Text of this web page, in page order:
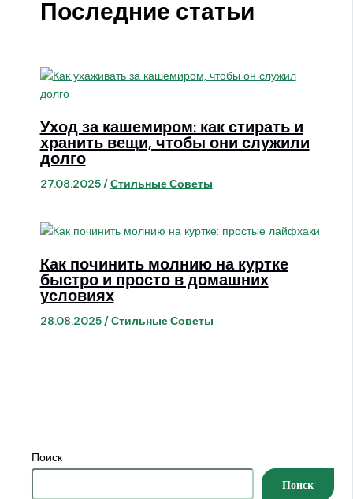
Поиск
Поиск
Последние статьи
Уход за кашемиром: как стирать и
хранить вещи, чтобы они служили
долго
27.08.2025/Стильные Советы
Как починить молнию на куртке
быстро и просто в домашних
условиях
28.08.2025/Стильные Советы